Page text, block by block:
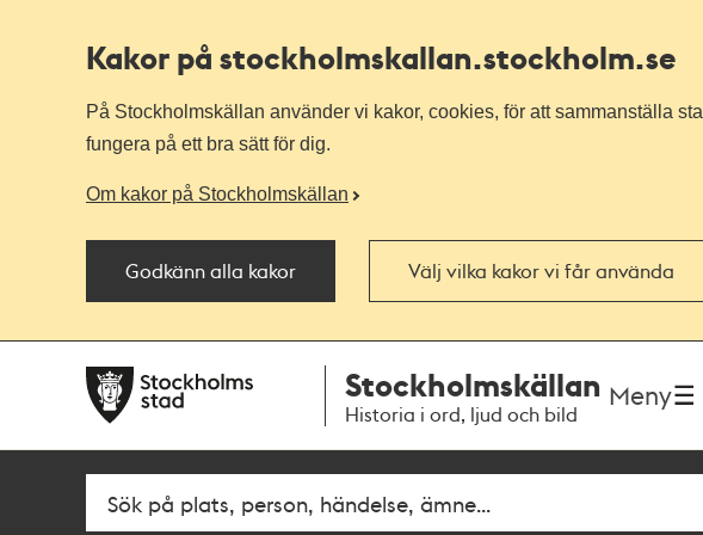
Kakor på stockholmskallan.stockholm.se
På Stockholmskällan använder vi kakor, cookies, för att sammanställa
fungera på ett bra sätt för dig.
Om kakor på Stockholmskällan
Godkänn alla kakor Välj vilka kakor vi får använda
navigationen
huvudinnehållet
Stockholmskällan
Historia i ord, ljud och bild
Meny
Fritextsök